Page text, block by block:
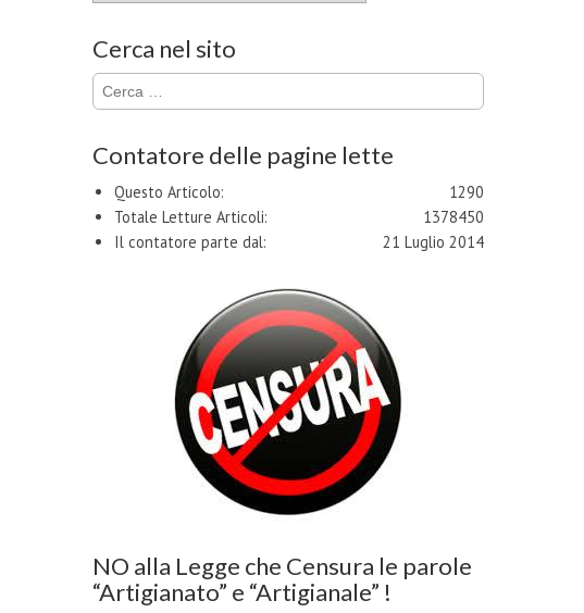
Cerca nel sito
Ricerca
per:
Contatore delle pagine lette
1290
Questo Articolo:
1378450
Totale Letture Articoli:
21 Luglio 2014
Il contatore parte dal:
NO alla Legge che Censura le parole
“Artigianato” e “Artigianale” !